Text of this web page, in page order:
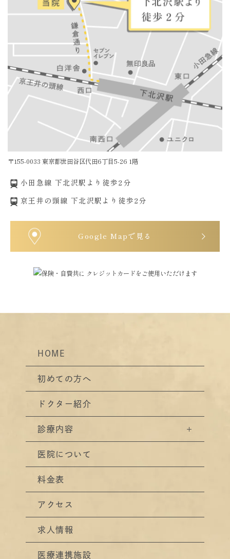
〒155-0033 東京都世田谷区代田6丁目5-26 1階
小田急線 下北沢駅より徒歩2分
京王井の頭線 下北沢駅より徒歩2分
Google Mapで見る
HOME
初めての方へ
ドクター紹介
診療内容
医院について
料金表
アクセス
求人情報
医療連携施設